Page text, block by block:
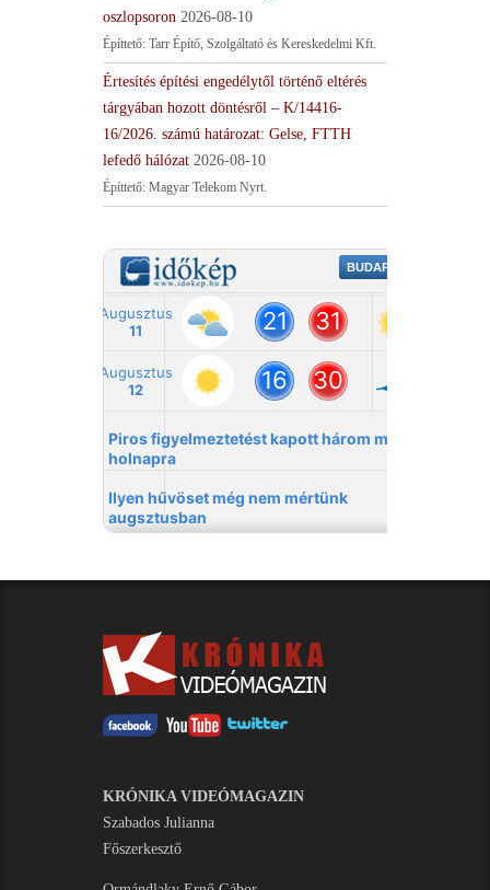
oszlopsoron 2026-08-10
Építtető: Tarr Építő, Szolgáltató és Kereskedelmi Kft.
Értesítés építési engedélytől történő eltérés
tárgyában hozott döntésről – K/14416-
16/2026. számú határozat: Gelse, FTTH
lefedő hálózat 2026-08-10
Építtető: Magyar Telekom Nyrt.
KRÓNIKA VIDEÓMAGAZIN
Szabados Julianna
Főszerkesztő